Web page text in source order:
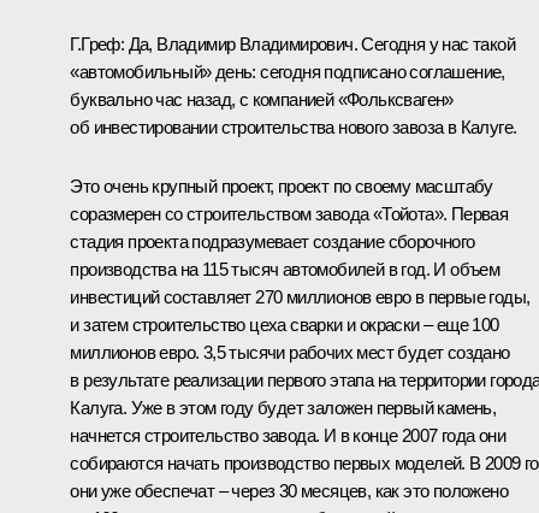
Г.Греф: Да, Владимир Владимирович. Сегодня у нас такой
«автомобильный» день: сегодня подписано соглашение,
буквально час назад, с компанией «Фольксваген»
об инвестировании строительства нового завоза в Калуге.
Это очень крупный проект, проект по своему масштабу
соразмерен со строительством завода «Тойота». Первая
стадия проекта подразумевает создание сборочного
производства на 115 тысяч автомобилей в год. И объем
инвестиций составляет 270 миллионов евро в первые годы,
и затем строительство цеха сварки и окраски – еще 100
миллионов евро. 3,5 тысячи рабочих мест будет создано
в результате реализации первого этапа на территории
Калуга. Уже в этом году будет заложен первый камень,
начнется строительство завода. И в конце 2007 года они
собираются начать производство первых моделей. В 2009
они уже обеспечат – через 30 месяцев, как это положено